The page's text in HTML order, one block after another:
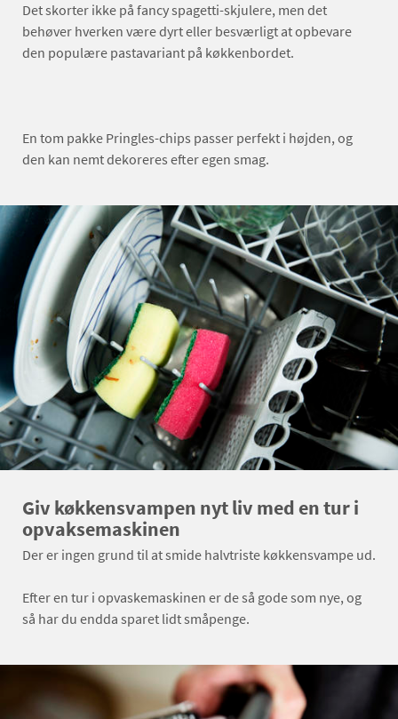
Det skorter ikke på fancy spagetti-skjulere, men det
behøver hverken være dyrt eller besværligt at opbevare
den populære pastavariant på køkkenbordet.
En tom pakke Pringles-chips passer perfekt i højden, og
den kan nemt dekoreres efter egen smag.
Giv køkkensvampen nyt liv med en tur i
opvaksemaskinen
Der er ingen grund til at smide halvtriste køkkensvampe ud.
Efter en tur i opvaskemaskinen er de så gode som nye, og
så har du endda sparet lidt småpenge.